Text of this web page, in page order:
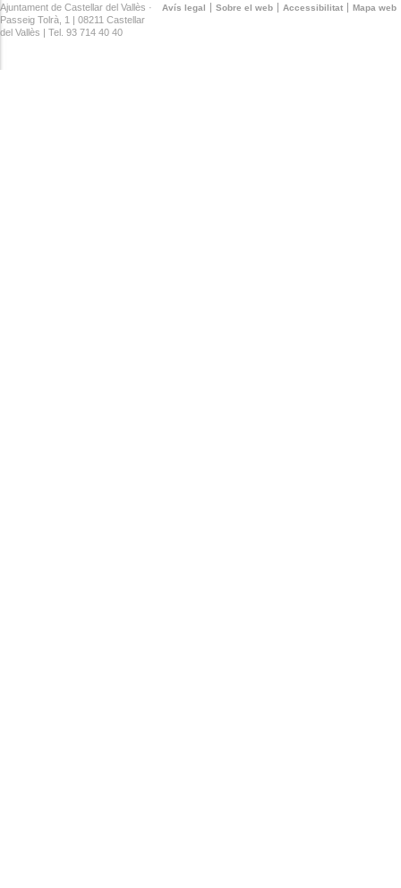
Avís legal Sobre el web Accessibilitat Mapa web
Ajuntament de Castellar del Vallès ·
Passeig Tolrà, 1 | 08211 Castellar
del Vallès | Tel. 93 714 40 40